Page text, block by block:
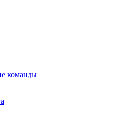
команды